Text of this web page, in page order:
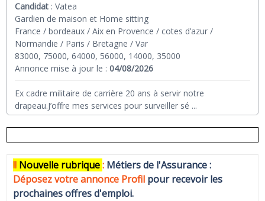
Candidat :Vatea
Gardien de maison et Home sitting
France / bordeaux / Aix en Provence / cotes d’azur /
Normandie / Paris / Bretagne / Var
83000, 75000, 64000, 56000, 14000, 35000
Annonce mise à jour le :04/08/2026
Ex cadre militaire de carrière 20 ans à servir notre
drapeau.J’offre mes services pour surveiller sé ...
!! Nouvelle rubrique: Métiers de l'Assurance :
Déposez votre annonce Profil pour recevoir les
prochaines offres d'emploi.